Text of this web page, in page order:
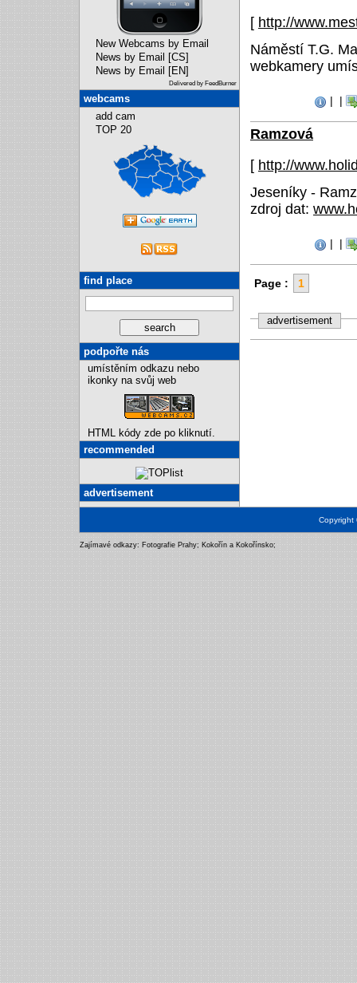
[ http://
Náměstí T.G.
webkamery
| |
Ramzová
[ http://
Jeseníky -
zdroj dat:
| |
Page : 1
advertisement
New Webcams by Email
News by Email [CS]
News by Email [EN]
Delivered by FeedBurner
webcams
add cam
TOP 20
find place
podpořte nás
umístěním odkazu nebo
ikonky na svůj web
HTML kódy zde po kliknutí.
recommended
advertisement
Zajímavé odkazy: Fotografie Prahy; Kokořín a Kokořínsko;